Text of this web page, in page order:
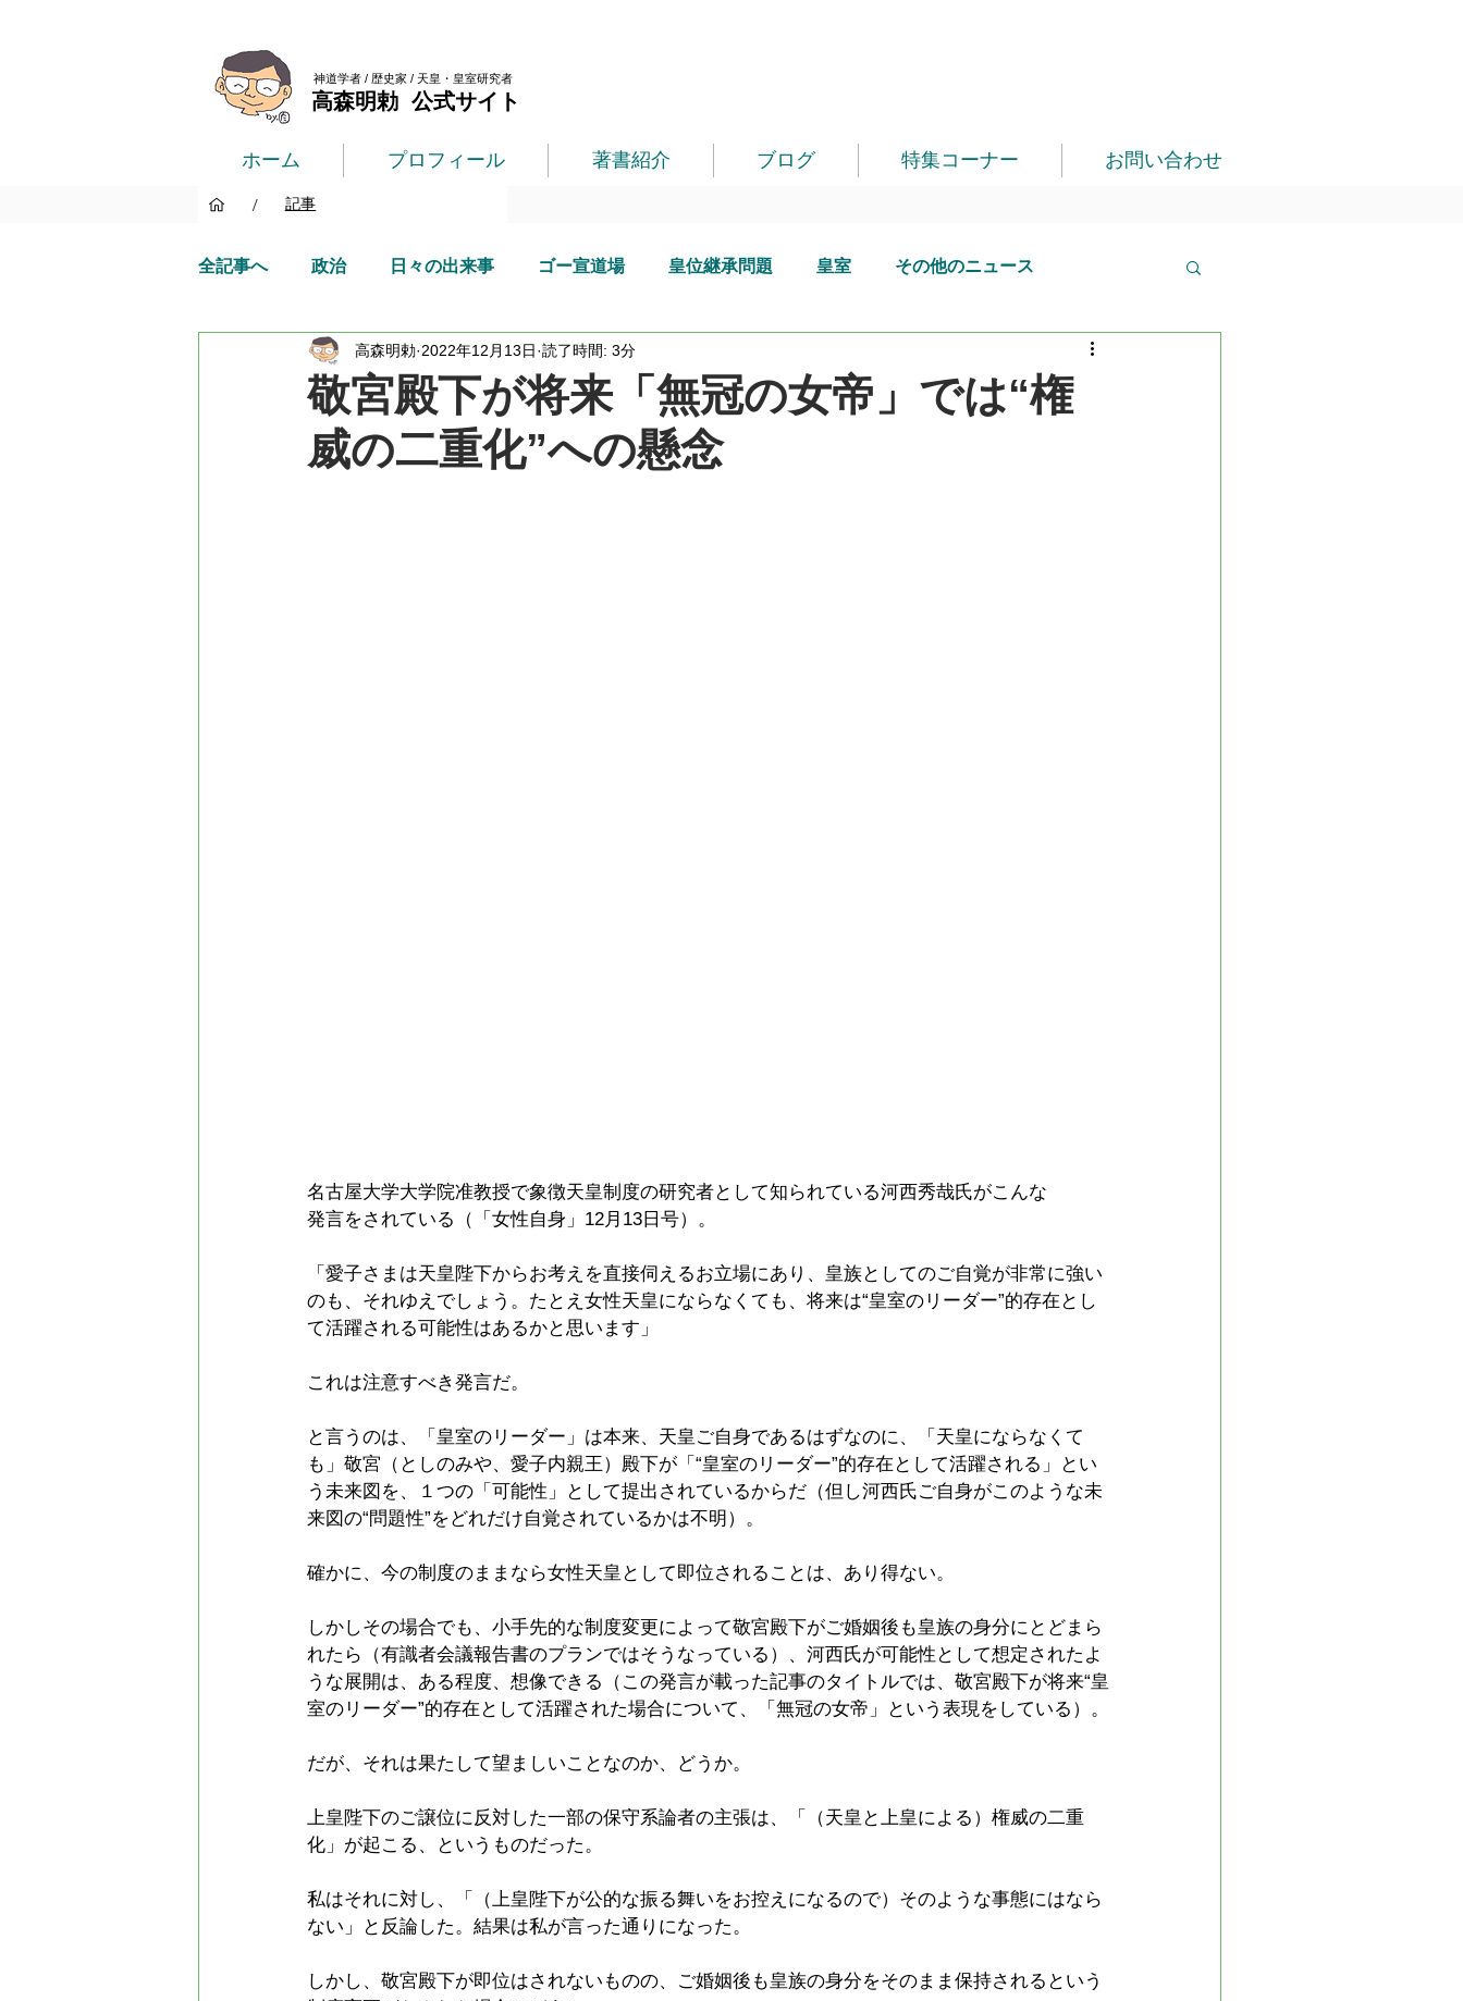
神道学者 / 歴史家 / 天皇・皇室研究者
高森明勅 公式サイト
ホーム プロフィール 著書紹介 ブログ 特集コーナー お問い合わせ
/ 記事
全記事へ 政治 日々の出来事 ゴー宣道場 皇位継承問題 皇室 その他のニュース
敬宮殿下が将来「無冠の女帝」では“権
威の二重化”への懸念
高森明勅 2022年12月13日 読了時間: 3分
名古屋大学大学院准教授で象徴天皇制度の研究者として知られている河西秀哉氏がこんな
発言をされている（「女性自身」12月13日号）。
「愛子さまは天皇陛下からお考えを直接伺えるお立場にあり、皇族としてのご自覚が非常に強い
のも、それゆえでしょう。たとえ女性天皇にならなくても、将来は“皇室のリーダー”的存在とし
て活躍される可能性はあるかと思います」
これは注意すべき発言だ。
と言うのは、「皇室のリーダー」は本来、天皇ご自身であるはずなのに、「天皇にならなくて
も」敬宮（としのみや、愛子内親王）殿下が「“皇室のリーダー”的存在として活躍される」とい
う未来図を、１つの「可能性」として提出されているからだ（但し河西氏ご自身がこのような未
来図の“問題性”をどれだけ自覚されているかは不明）。
確かに、今の制度のままなら女性天皇として即位されることは、あり得ない。
しかしその場合でも、小手先的な制度変更によって敬宮殿下がご婚姻後も皇族の身分にとどまら
れたら（有識者会議報告書のプランではそうなっている）、河西氏が可能性として想定されたよ
うな展開は、ある程度、想像できる（この発言が載った記事のタイトルでは、敬宮殿下が将来“皇
室のリーダー”的存在として活躍された場合について、「無冠の女帝」という表現をしている）。
だが、それは果たして望ましいことなのか、どうか。
上皇陛下のご譲位に反対した一部の保守系論者の主張は、「（天皇と上皇による）権威の二重
化」が起こる、というものだった。
私はそれに対し、「（上皇陛下が公的な振る舞いをお控えになるので）そのような事態にはなら
ない」と反論した。結果は私が言った通りになった。
しかし、敬宮殿下が即位はされないものの、ご婚姻後も皇族の身分をそのまま保持されるという